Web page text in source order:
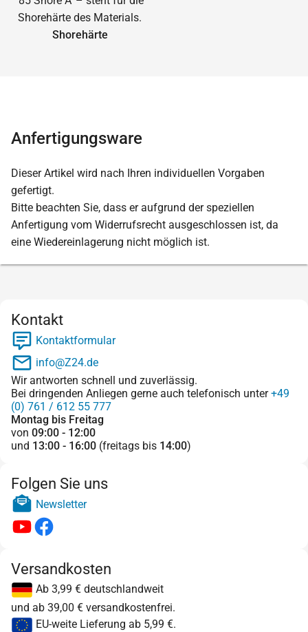
Shorehärte
Anfertigungsware
Dieser Artikel wird nach Ihren individuellen Vorgaben
gefertigt.
Bitte beachten Sie, dass er aufgrund der speziellen
Anfertigung vom Widerrufsrecht ausgeschlossen ist, da
eine Wiedereinlagerung nicht möglich ist.
Kontakt
Kontaktformular
info@Z24.de
Wir antworten schnell und zuverlässig.
Bei dringenden Anliegen gerne auch telefonisch unter+49
(0) 761 / 612 55 777
Montag bis Freitag
von 09:00 - 12:00
und 13:00 - 16:00 (freitags bis 14:00)
Folgen Sie uns
Newsletter
Versandkosten
Ab 3,99 € deutschlandweit
und ab 39,00 € versandkostenfrei.
EU-weite Lieferung ab 5,99 €.